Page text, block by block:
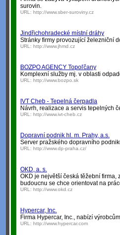
surovin.
URL: http://www.sber-suroviny.cz
Jindřichohradecké místní dráhy
Stránky firmy provozující železniční
URL: http://www.jhmd.cz
BOZPO AGENCY Topoľčany
Komplexní služby mj. v oblasti
URL: http://www.bozpo.sk
IVT Cheb - Tepelná čerpadla
Návrh, realizace a servis tepelných
URL: http://www.ivt-cheb.cz
Dopravní podnik hl. m. Prahy, a.s.
Server pražského dopravního
URL: http://www.dp-praha.cz/
OKD, a. s.
OKD je největší česká těžební
budoucnu se chce orientovat na
URL: http://www.okd.cz
Hypercar, Inc.
Firma Hypercar, Inc., nabízí
URL: http://www.hypercar.com